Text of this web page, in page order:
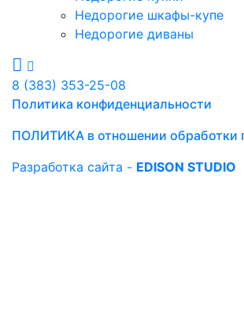
Недорогие шкафы-купе
Недорогие диваны
8 (383) 353-25-08
Политика конфиденциальности
ПОЛИТИКА в отношении обработки
Разработка сайта - EDISON STUDIO